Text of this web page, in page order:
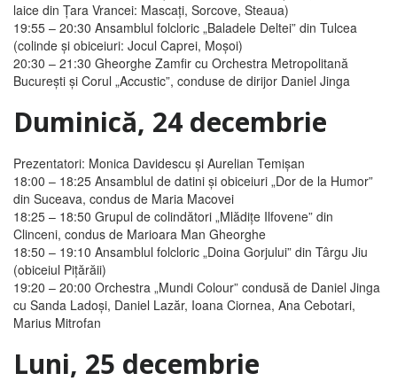
laice din Ţara Vrancei: Mascați, Sorcove, Steaua)
19:55 – 20:30 Ansamblul folcloric „Baladele Deltei” din Tulcea
(colinde și obiceiuri: Jocul Caprei, Moşoi)
20:30 – 21:30 Gheorghe Zamfir cu Orchestra Metropolitană
Bucureşti şi Corul „Accustic”, conduse de dirijor Daniel Jinga
Duminică, 24 decembrie
Prezentatori: Monica Davidescu şi Aurelian Temişan
18:00 – 18:25 Ansamblul de datini şi obiceiuri „Dor de la Humor”
din Suceava, condus de Maria Macovei
18:25 – 18:50 Grupul de colindători „Mlădiţe Ilfovene” din
Clinceni, condus de Marioara Man Gheorghe
18:50 – 19:10 Ansamblul folcloric „Doina Gorjului” din Târgu Jiu
(obiceiul Piţărăii)
19:20 – 20:00 Orchestra „Mundi Colour” condusă de Daniel Jinga
cu Sanda Ladoşi, Daniel Lazăr, Ioana Ciornea, Ana Cebotari,
Marius Mitrofan
Luni, 25 decembrie